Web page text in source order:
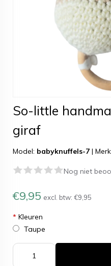
So-little
giraf
Model: babyknuffels-7 |
Nog niet
€9,95 excl. btw: €9,95
* Kleuren
Taupe